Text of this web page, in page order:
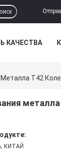
КАЧЕСТВА
T42
металла
КИТАЙ